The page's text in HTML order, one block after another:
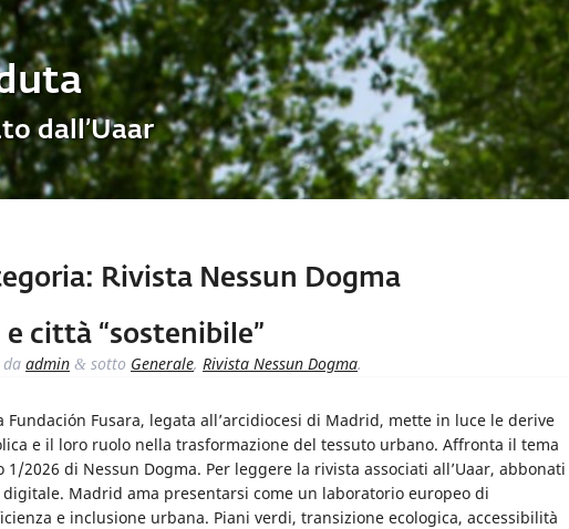
dall’Uaar
Rivista Nessun Dogma
città “sostenibile”
da admin & sotto Generale, Rivista Nessun Dogma.
Fusara, legata all’arcidiocesi di Madrid, mette in luce le derive
e il loro ruolo nella trasformazione del tessuto urbano. Affronta il tema
2026 di Nessun Dogma. Per leggere la rivista associati all’Uaar, abbonati
Madrid ama presentarsi come un laboratorio europeo di
e inclusione urbana. Piani verdi, transizione ecologica, accessibilità